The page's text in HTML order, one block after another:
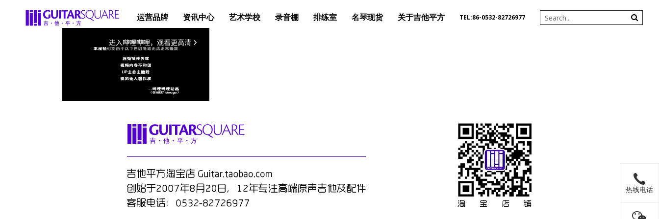
运营品牌 资讯中心 艺术学校 录音棚 排练室 名琴现货 关于吉他平方 TEL:86-0532-82726977
热线电话